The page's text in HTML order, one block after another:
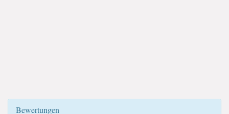
Bewertungen